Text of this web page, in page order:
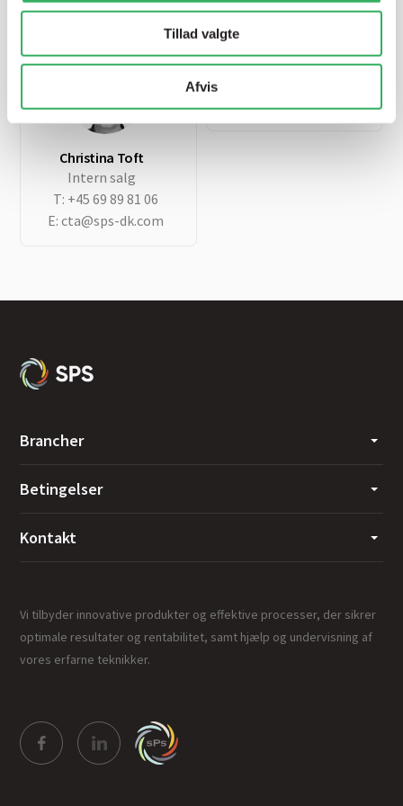
Tillad valgte
Afvis
E:jh@sps-dk.com
Christina Toft
Intern salg
T: +45 69 89 81 06
E: cta@sps-dk.com
SPS hovednummer
E:sps@sps-dk.com
Brancher
Betingelser
Kontakt
Vi tilbyder innovative produkter og effektive processer, der sikrer
optimale resultater og rentabilitet, samt hjælp og undervisning af
vores erfarne teknikker.